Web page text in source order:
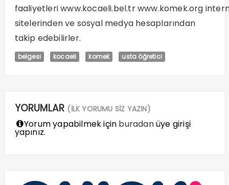
faaliyetleriwww.kocaeli.bel.trwww.komek.org
sitelerinden ve sosyal medya hesaplarından
takip edebilirler.
belgesi kocaeli komek usta öğretici
YORUMLAR (İLK YORUMU SİZ YAZIN)
Yorum yapabilmek için buradanüye girişi
yapınız.